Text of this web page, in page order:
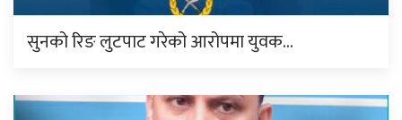
सुनको रिङ लुटपाट गरेको आरोपमा युवक…